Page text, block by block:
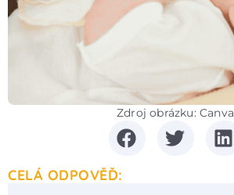
Zdroj obrázku: Canva
CELÁ ODPOVĚĎ: